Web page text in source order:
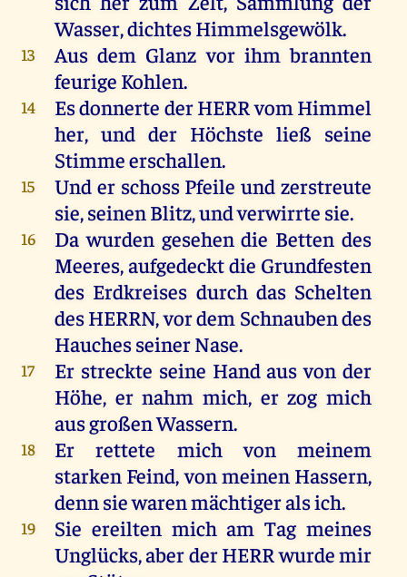
Wasser, dichtes Himmelsgewölk.
13 Aus dem Glanz vor ihm brannten
feurige Kohlen.
14 Esdonnerte derHERRvom Himmel
her, und der Höchste ließ seine
Stimmeerschallen.
15 Und erschoss Pfeile und zerstreute
sie,seinenBlitz,undverwirrte sie.
16 Da wurden gesehen die Bettendes
Meeres,aufgedecktdie Grundfesten
desErdkreises durch das Schelten
desHERRN,vordem Schnaubendes
HauchesseinerNase.
17 Er streckte seine Hand aus von der
Höhe, er nahm mich, er zog mich
ausgroßenWassern.
18 Errettete mich von
meinem
starken Feind,vonmeinen Hassern,
dennsiewarenmächtigeralsich.
19 Sie ereilten mich am Tag meines
Unglücks,aberderHERRwurdemir